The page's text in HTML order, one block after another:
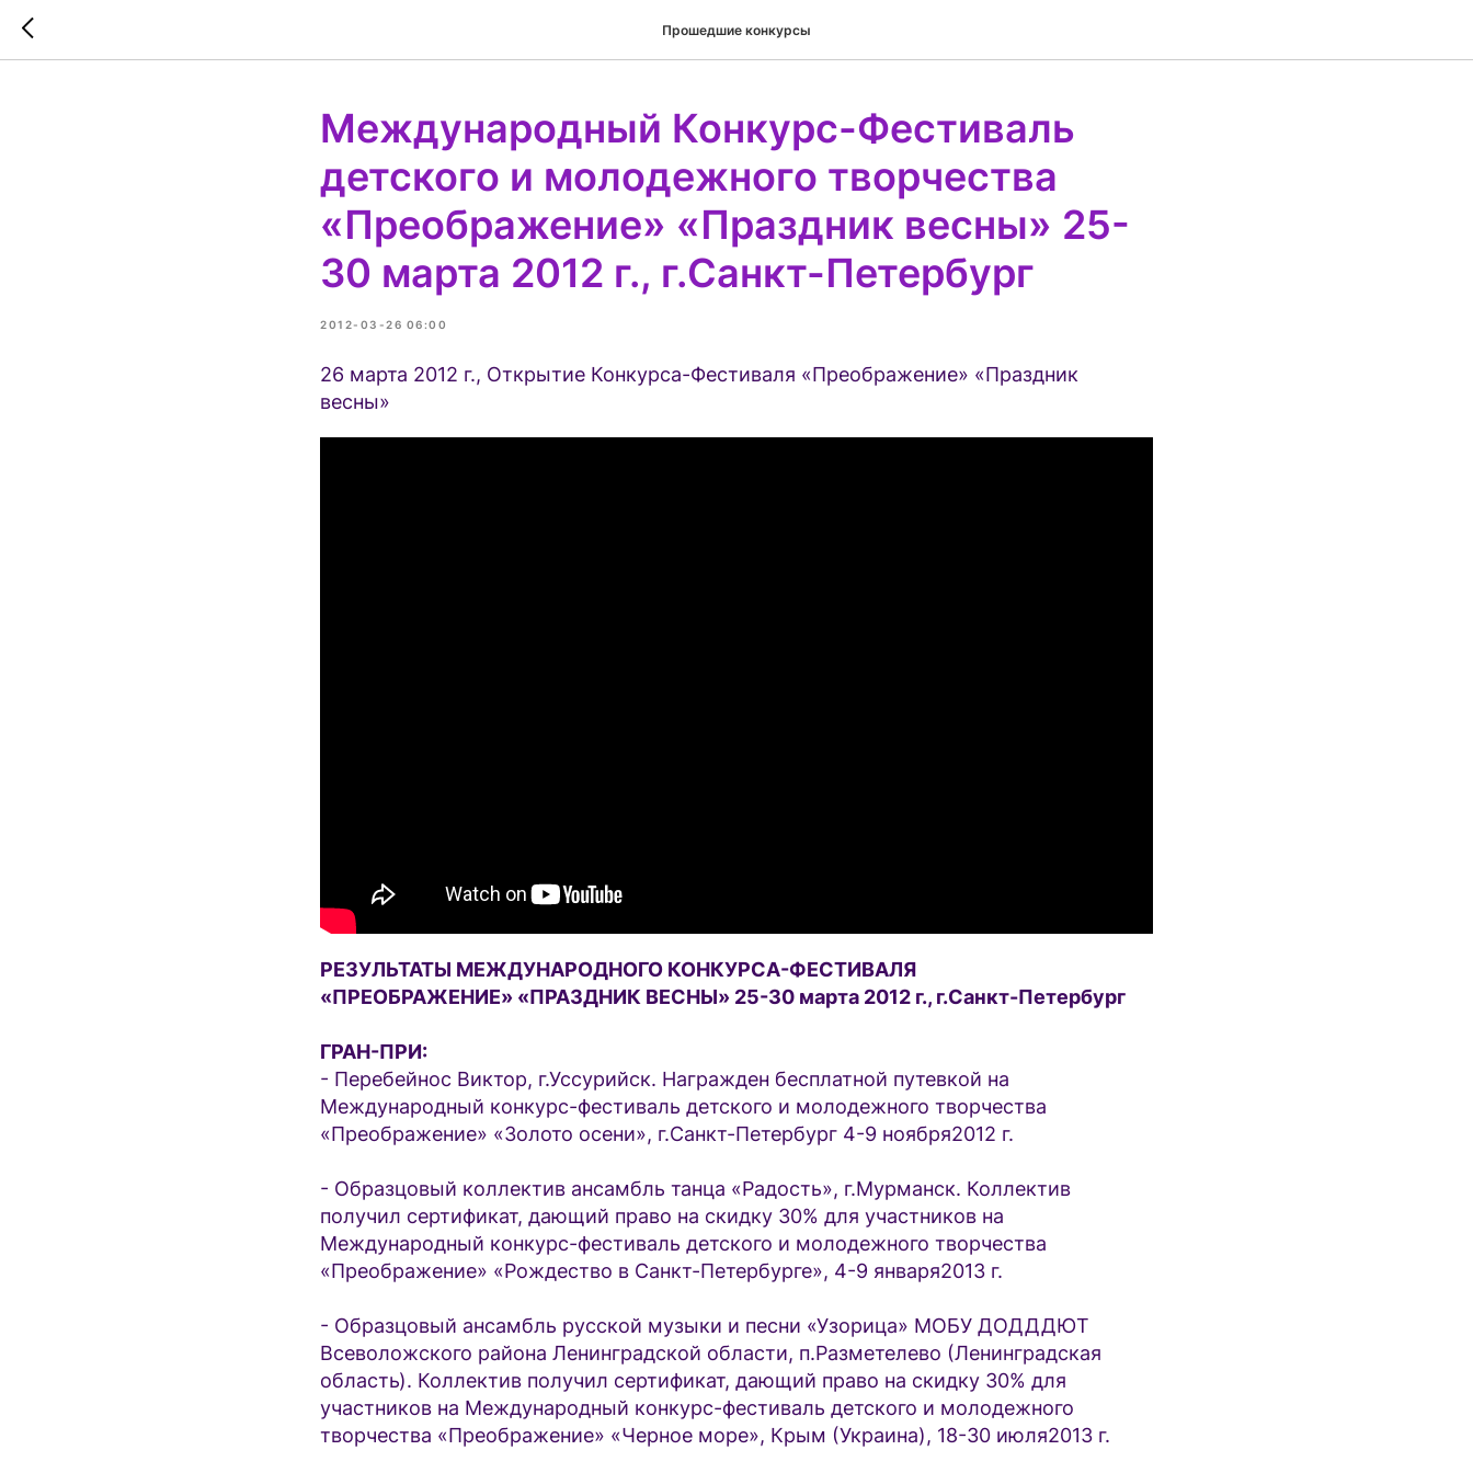
Прошедшие конкурсы
Международный Конкурс-Фестиваль
детского и молодежного творчества
«Преображение» «Праздник весны» 25-
30 марта 2012 г., г.Санкт-Петербург
2012-03-26 06:00
26 марта 2012 г., Открытие Конкурса-Фестиваля «Преображение» «Праздник
весны»
РЕЗУЛЬТАТЫ МЕЖДУНАРОДНОГО КОНКУРСА-ФЕСТИВАЛЯ
«ПРЕОБРАЖЕНИЕ» «ПРАЗДНИК ВЕСНЫ» 25-30 марта 2012 г., г.Санкт-Петербург
ГРАН-ПРИ:
- Перебейнос Виктор, г.Уссурийск. Награжден бесплатной путевкой на
Международный конкурс-фестиваль детского и молодежного творчества
«Преображение» «Золото осени», г.Санкт-Петербург 4-9 ноября2012 г.
- Образцовый коллектив ансамбль танца «Радость», г.Мурманск. Коллектив
получил сертификат, дающий право на скидку 30% для участников на
Международный конкурс-фестиваль детского и молодежного творчества
«Преображение» «Рождество в Санкт-Петербурге», 4-9 января2013 г.
- Образцовый ансамбль русской музыки и песни «Узорица» МОБУ ДОДДДЮТ
Всеволожского района Ленинградской области, п.Разметелево (Ленинградская
область). Коллектив получил сертификат, дающий право на скидку 30% для
участников на Международный конкурс-фестиваль детского и молодежного
творчества «Преображение» «Черное море», Крым (Украина), 18-30 июля2013 г.